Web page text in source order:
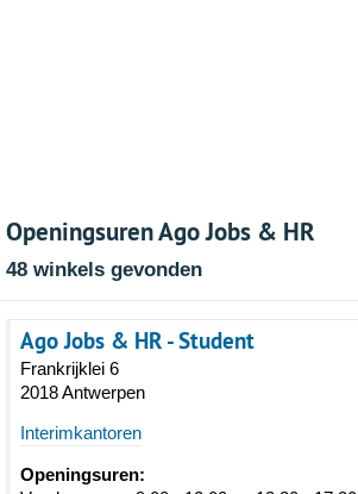
Openingsuren Ago Jobs & HR
48 winkels gevonden
Ago Jobs & HR - Student
Frankrijklei 6
2018 Antwerpen
Interimkantoren
Openingsuren: